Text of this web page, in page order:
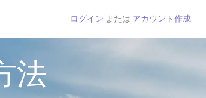
ログイン または アカウント作成
法